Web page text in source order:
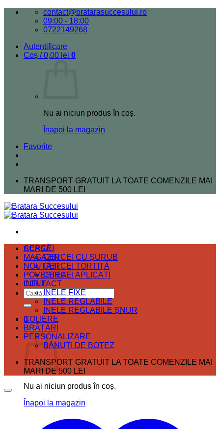
Skip
contact@bratarasuccesului.ro
09:00 - 18:00
0722149268
Autentificare
Coș /0,00 lei 0
Nu ai niciun produs în coș.
Înapoi la magazin
Favorite
TRANSPORT GRATUIT LA TOATE COMENZILE MAI
MARI DE 500 LEI
ACASĂ
MAGAZIN
NOUTĂȚI
POVESTEA
CONTACT
Caută
după:
0
Coș
Nu ai niciun produs în coș.
Înapoi la magazin
CERCEI
CERCEI CU ȘURUB
CERCEI TORTIȚĂ
CERCEI APLICAȚI
INELE
INELE FIXE
INELE REGLABILE
INELE REGLABILE ȘNUR
COLIERE
BRĂȚĂRI
PERSONALIZARE
BĂNUȚI DE BOTEZ
TRANSPORT GRATUIT LA TOATE COMENZILE MAI
MARI DE 500 LEI